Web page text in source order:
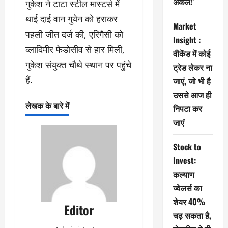
गुकेश ने टाटा स्टील मास्टर्स में
थाई दाई वान गुयेन को हराकर
पहली जीत दर्ज की, एरिगैसी को
व्लादिमीर फेडोसीव से हार मिली,
गुकेश संयुक्त चौथे स्थान पर पहुंचे
हैं.
लेखक के बारे में
Editor
Market
Insight :
वीकेंड में कोई
ट्रेड लेकर ना
जाएं, जो भी है
उससे आज ही
निपटा कर
जाएं
Stock to
Invest:
कल्याण
ज्वेलर्स का
शेयर 40%
चढ़ सकता है,